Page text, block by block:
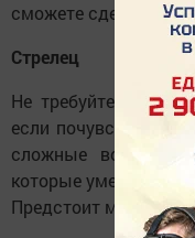
сможете сделать
Стрелец
Не требуйте от
если почувствуете,
сложные вопросы.
которые умеют
Предстоит много